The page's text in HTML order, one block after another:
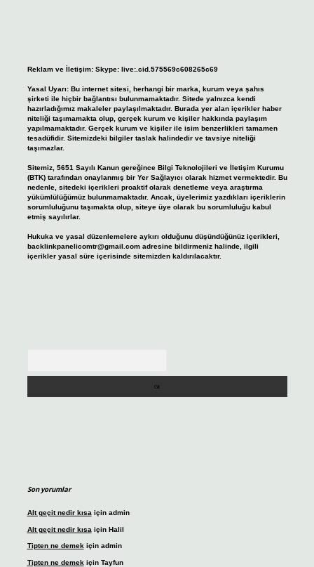
Reklam ve İletişim: Skype: live:.cid.575569c608265c69
Yasal Uyarı: Bu internet sitesi, herhangi bir marka, kurum veya şahıs
şirketi ile hiçbir bağlantısı bulunmamaktadır. Sitede yalnızca kendi
hazırladığımız makaleler paylaşılmaktadır. Burada yer alan içerikler haber
niteliği taşımamakta olup, gerçek kurum ve kişiler hakkında paylaşım
yapılmamaktadır. Gerçek kurum ve kişiler ile isim benzerlikleri tamamen
tesadüfidir. Sitemizdeki bilgiler taslak halindedir ve tavsiye niteliği
taşımazlar.
Sitemiz, 5651 Sayılı Kanun gereğince Bilgi Teknolojileri ve İletişim Kurumu
(BTK) tarafından onaylanmış bir Yer Sağlayıcı olarak hizmet vermektedir. Bu
nedenle, sitedeki içerikleri proaktif olarak denetleme veya araştırma
yükümlülüğümüz bulunmamaktadır. Ancak, üyelerimiz yazdıkları içeriklerin
sorumluluğunu taşımakta olup, siteye üye olarak bu sorumluluğu kabul
etmiş sayılırlar.
Hukuka ve yasal düzenlemelere aykırı olduğunu düşündüğünüz içerikleri,
backlinkpanelicomtr@gmail.comadresine bildirmeniz halinde, ilgili
içerikler yasal süre içerisinde sitemizden kaldırılacaktır.
Son yorumlar
Alt geçit nedir kısa için admin
Alt geçit nedir kısa için Halil
Tipten ne demekiçin admin
Tipten ne demek için Tayfun